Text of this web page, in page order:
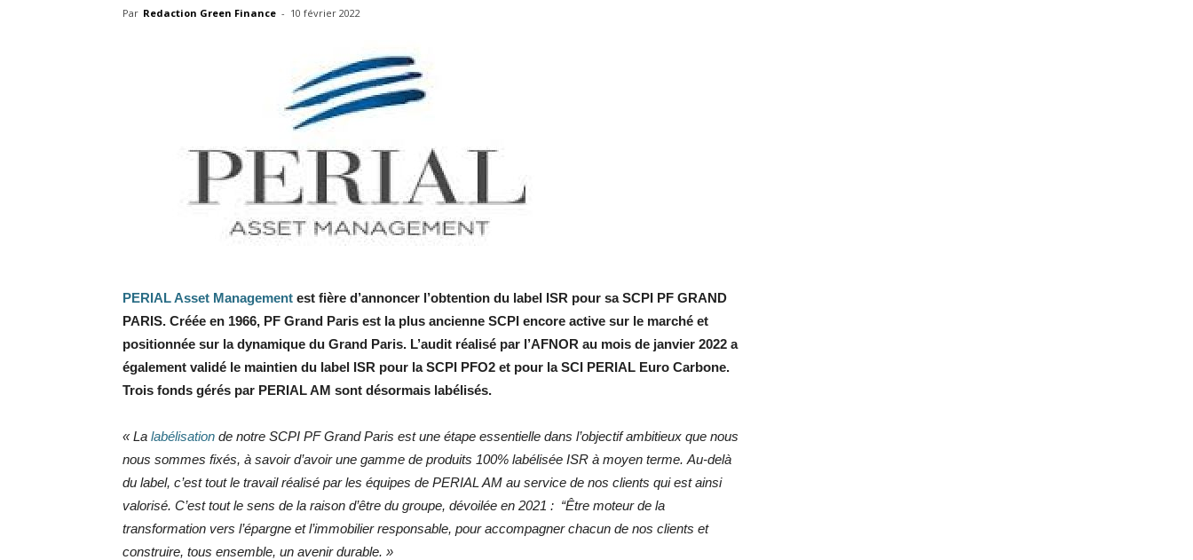
Par Redaction Green Finance - 10 février 2022
PERIAL Asset Management est fière d’annoncer l’obtention du label ISR pour sa SCPI PF GRAND
PARIS. Créée en 1966, PF Grand Paris est la plus ancienne SCPI encore active sur le marché et
positionnée sur la dynamique du Grand Paris. L’audit réalisé par l’AFNOR au mois de janvier 2022 a
également validé le maintien du label ISR pour la SCPI PFO2 et pour la SCI PERIAL Euro Carbone.
Trois fonds gérés par PERIAL AM sont désormais labélisés.
« La labélisation de notre SCPI PF Grand Paris est une étape essentielle dans l’objectif ambitieux que nous
nous sommes fixés, à savoir d’avoir une gamme de produits 100% labélisée ISR à moyen terme. Au-delà
du label, c’est tout le travail réalisé par les équipes de PERIAL AM au service de nos clients qui est ainsi
valorisé. C’est tout le sens de la raison d’être du groupe, dévoilée en 2021 : “Être moteur de la
transformation vers l’épargne et l’immobilier responsable, pour accompagner chacun de nos clients et
construire, tous ensemble, un avenir durable. »